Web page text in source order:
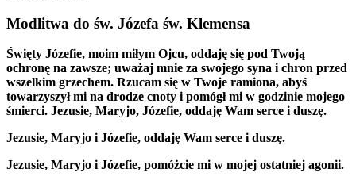
Modlitwa do św. Józefa św. Klemensa
Święty Józefie, moim miłym Ojcu, oddaję się pod Twoją
ochronę na zawsze; uważaj mnie za swojego syna i chron przed
wszelkim grzechem. Rzucam się w Twoje ramiona, abyś
towarzyszył mi na drodze cnoty i pomógł mi w godzinie mojego
śmierci. Jezusie, Maryjo, Józefie, oddaję Wam serce i duszę.
Jezusie, Maryjo i Józefie, oddaję Wam serce i duszę.
Jezusie, Maryjo i Józefie, pomóżcie mi w mojej ostatniej agonii.